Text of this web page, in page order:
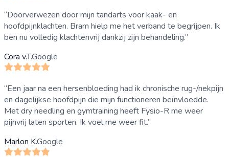
“Doorverwezen door mijn tandarts voor kaak- en
hoofdpijnklachten. Bram hielp me het verband te begrijpen. Ik
ben nu volledig klachtenvrij dankzij zijn behandeling.”
Cora v.T.Google
“Een jaar na een hersenbloeding had ik chronische rug-/nekpijn
en dagelijkse hoofdpijn die mijn functioneren beïnvloedde.
Met dry needling en gymtraining heeft Fysio-R me weer
pijnvrij laten sporten. Ik voel me weer fit.”
Marlon K.Google